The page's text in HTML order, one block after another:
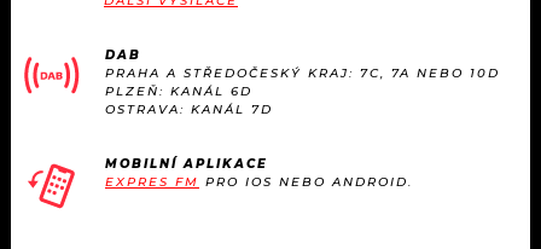
DAB
PRAHA A STŘEDOČESKÝ KRAJ: 7C, 7A NEBO 10D
PLZEŇ: KANÁL 6D
OSTRAVA: KANÁL 7D
MOBILNÍ APLIKACE
EXPRES FM PRO IOS NEBO ANDROID.